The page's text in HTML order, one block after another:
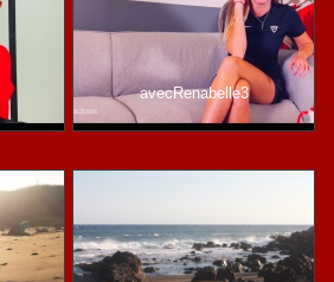
avecRenabelle3